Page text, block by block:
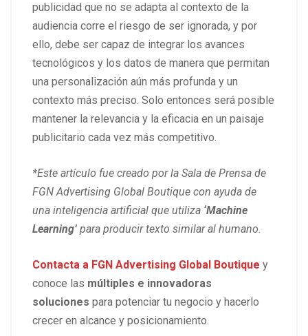
publicidad que no se adapta al contexto de la
audiencia corre el riesgo de ser ignorada, y por
ello, debe ser capaz de integrar los avances
tecnológicos y los datos de manera que permitan
una personalización aún más profunda y un
contexto más preciso. Solo entonces será posible
mantener la relevancia y la eficacia en un paisaje
publicitario cada vez más competitivo.
*Este artículo fue creado por la Sala de Prensa de
FGN Advertising Global Boutique con ayuda de
una inteligencia artificial que utiliza ‘Machine
Learning’ para producir texto similar al humano.
Contacta a FGN Advertising Global Boutique y
conoce las múltiples e innovadoras
soluciones para potenciar tu negocio y hacerlo
crecer en alcance y posicionamiento.